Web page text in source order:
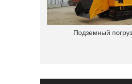
Подземный